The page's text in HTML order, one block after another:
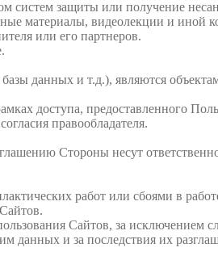
защиты или получение
материалы, видеолекции и
или его партнеров.
данных и т.д.), являются
доступа, предоставленного
правообладателя.
Стороны несут
работ или сбоями в
Сайтов, за исключением
данных и за последствия их